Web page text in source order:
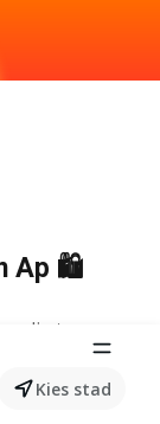
Kies stad
Ap 🛍️
die term.
Bon Ap
Sushi